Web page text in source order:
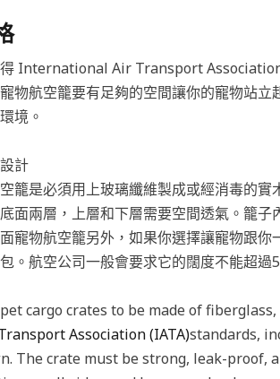
International Air Transport
物航空籠要有足夠的空間讓你的寵物站
境。
計
籠是必須用上玻璃纖維製成或經消毒的
面兩層，上層和下層需要空間透氣。籠
寵物航空籠另外，如果你選擇讓寵物跟你
。航空公司一般會要求它的闊度不能超過
cargo crates to be made of
Association (IATA)standards,
The crate must be strong, leak-proof,